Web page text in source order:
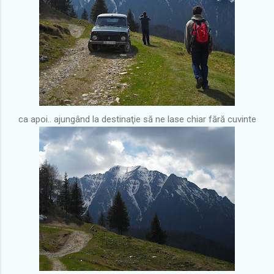
ca apoi.. ajungând la destinaţie să ne lase chiar fără cuvinte